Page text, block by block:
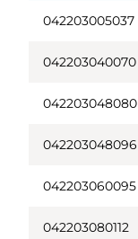
042203005037
042203040070
042203048080
042203048096
042203060095
042203080112